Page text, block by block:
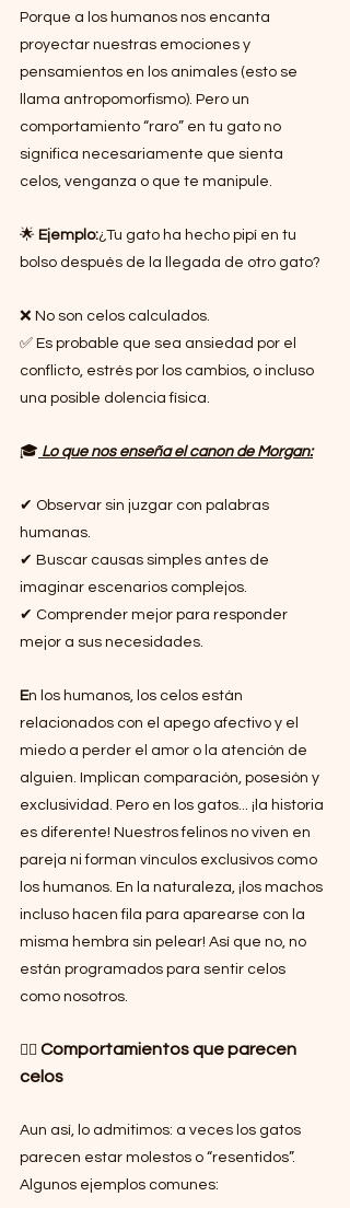
Porque a los humanos nos encanta
proyectar nuestras emociones y
pensamientos en los animales (esto se
llama antropomorfismo). Pero un
comportamiento “raro” en tu gato no
significa necesariamente que sienta
celos, venganza o que te manipule.
🌟 Ejemplo:¿Tu gato ha hecho pipí en tu
bolso después de la llegada de otro gato?
❌ No son celos calculados.
✅ Es probable que sea ansiedad por el
conflicto, estrés por los cambios, o incluso
una posible dolencia física.
🎓 Lo que nos enseña el canon de Morgan:
✔ Observar sin juzgar con palabras
humanas.
✔ Buscar causas simples antes de
imaginar escenarios complejos.
✔ Comprender mejor para responder
mejor a sus necesidades.
En los humanos, los celos están
relacionados con el apego afectivo y el
miedo a perder el amor o la atención de
alguien. Implican comparación, posesión y
exclusividad. Pero en los gatos... ¡la historia
es diferente! Nuestros felinos no viven en
pareja ni forman vínculos exclusivos como
los humanos. En la naturaleza, ¡los machos
incluso hacen fila para aparearse con la
misma hembra sin pelear! Así que no, no
están programados para sentir celos
como nosotros.
🕵️‍♂️ Comportamientos que parecen
celos
Aun así, lo admitimos: a veces los gatos
parecen estar molestos o “resentidos”.
Algunos ejemplos comunes: